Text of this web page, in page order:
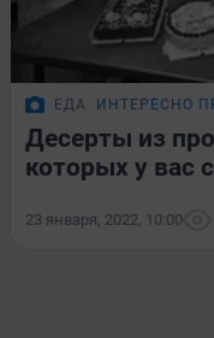
ЕДА ИНТЕРЕСНО
Десерты из
которых у вас
23 января, 2022, 10:00